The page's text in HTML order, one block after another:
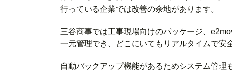
行っている企業では改善の余地があります。
三谷商事では工事現場向けのパッケージ、
一元管理でき、どこにいてもリアルタイムで安
自動バックアップ機能があるためシステム管